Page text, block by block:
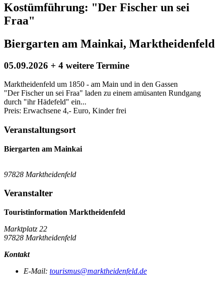
Kostümführung: "Der Fischer un sei
Fraa"
Biergarten am Mainkai, Marktheidenfeld
05.09.2026 + 4 weitere Termine
Marktheidenfeld um 1850 - am Main und in den Gassen
"Der Fischer un sei Fraa" laden zu einem amüsanten Rundgang
durch "ihr Hädefeld" ein...
Preis: Erwachsene 4,- Euro, Kinder frei
Veranstaltungsort
Biergarten am Mainkai
97828 Marktheidenfeld
Veranstalter
Touristinformation Marktheidenfeld
Marktplatz 22
97828 Marktheidenfeld
Kontakt
E-Mail: tourismus@marktheidenfeld.de